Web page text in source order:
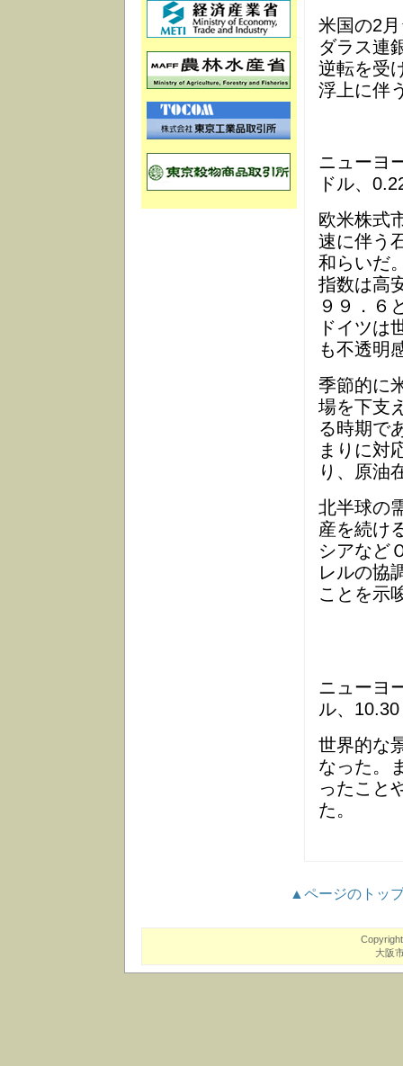
米国の2
ダラス連
逆転を受
浮上に伴
ニューヨ
ドル、
欧米株式
速に伴う
和らいだ
指数は高
９９．６
ドイツは
も不透明
季節的に
場を下支
る時期で
まりに対
り、原油
北半球の
産を続け
シアなど
レルの協
ことを示
ニューヨ
ル、
世界的な
なった。
ったこと
た。
▲ページのトッ
大阪